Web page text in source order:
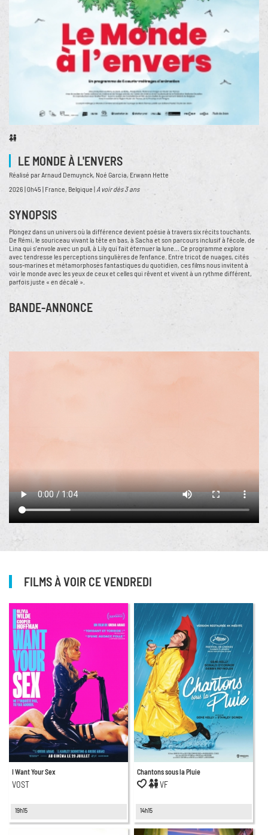
LE MONDE À L'ENVERS
Réalisé par Arnaud Demuynck, Noé Garcia, Erwann Hette
2026 | 0h45 | France, Belgique | A voir dès 3 ans
SYNOPSIS
Plongez dans un univers où la différence devient poésie à travers six récits touchants.
De Rémi, le souriceau vivant la tête en bas, à Sacha et son parcours inclusif à l’école, de
Lina qui s'envole avec un pull, à Lily qui fait éternuer la lune... Ce programme explore
avec tendresse les perceptions singulières de l’enfance. Entre tricot de nuages, cités
sous-marines et métamorphoses fantastiques du quotidien, ces films nous invitent à
voir le monde avec les yeux de ceux et celles qui rêvent et vivent à un rythme différent,
parfois juste « en décalé ».
BANDE-ANNONCE
FILMS À VOIR CE VENDREDI
I Want Your Sex
VOST
19h15
Chantons sous la Pluie
VF
14h15